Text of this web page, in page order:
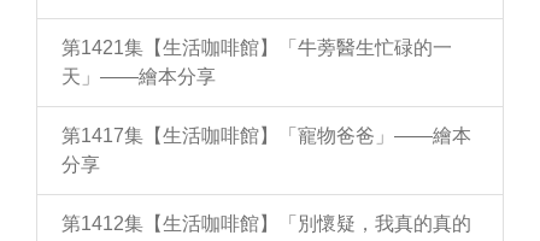
第1421集【生活咖啡館】「牛蒡醫生忙碌的一
天」——繪本分享
第1417集【生活咖啡館】「寵物爸爸」——繪本
分享
第1412集【生活咖啡館】「別懷疑，我真的真的